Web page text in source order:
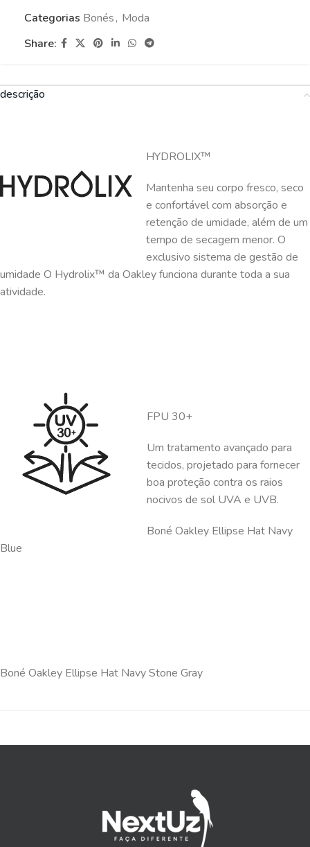
Categorias Bonés, Moda
Share:
descrição
HYDROLIX™
Mantenha seu corpo fresco, seco
e confortável com absorção e
retenção de umidade, além de um
tempo de secagem menor. O
exclusivo sistema de gestão de
umidade O Hydrolix™ da Oakley funciona durante toda a sua
atividade.
FPU 30+
Um tratamento avançado para
tecidos, projetado para fornecer
boa proteção contra os raios
nocivos de sol UVA e UVB.
Boné Oakley Ellipse Hat Navy
Blue
Boné Oakley Ellipse Hat Navy Stone Gray